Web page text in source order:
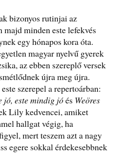
bizonyos rutinjai az
minden este lefekvés
egy hónapos kora óta.
magyar nyelvű gyerek
az ebben szereplő versek
újra meg újra.
szerepel a repertoárban:
jó, este mindig jóés Weöres
Lily kedvencei, amiket
hallgat végig, ha
mert teszem azt a nagy
egere sokkal érdekesebbnek